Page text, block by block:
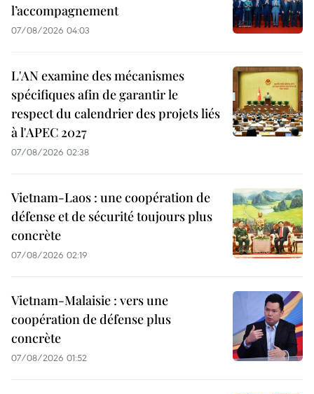
l’accompagnement
07/08/2026 04:03
L'AN examine des mécanismes
spécifiques afin de garantir le
respect du calendrier des projets liés
à l'APEC 2027
07/08/2026 02:38
Vietnam-Laos : une coopération de
défense et de sécurité toujours plus
concrète
07/08/2026 02:19
Vietnam-Malaisie : vers une
coopération de défense plus
concrète
07/08/2026 01:52